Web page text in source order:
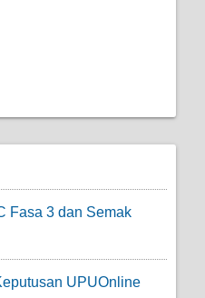
Fasa 3 dan Semak
UPUOnline